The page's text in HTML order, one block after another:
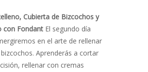
Cubierta de Bizcochos y
con Fondant El segundo día
en el arte de rellenar
Aprenderás a cortar
rellenar con cremas